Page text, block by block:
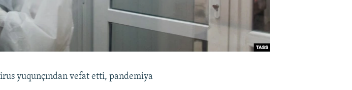
yuqunçından vefat etti, pandemiya